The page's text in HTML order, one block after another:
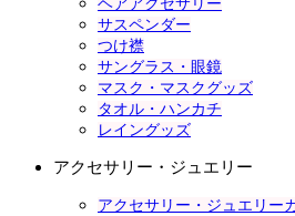
ヘアアクセサリー
サスペンダー
つけ襟
サングラス・眼鏡
マスク・マスクグッズ
タオル・ハンカチ
レイングッズ
アクセサリー・ジュエリー
アクセサリー・ジュエリー